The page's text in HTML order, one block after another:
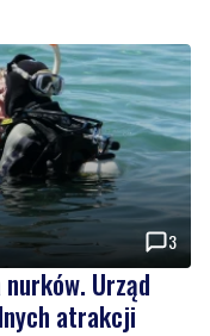
3
Urząd
atrakcji